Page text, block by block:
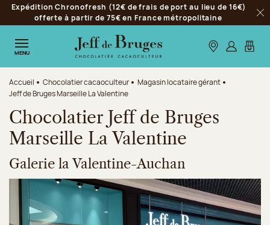
Aller à la navigation
Aller au contenu principal
Aller au pied de page
Expédition Chronofresh (12€ de frais de port au lieu de 16€)
offerte à partir de 75€ en France métropolitaine
MENU Nos boutiques
S’identifier
Mon
Accueil Chocolatier cacaoculteur
Magasin locataire gérant
Jeff de Bruges Marseille La Valentine
Chocolatier Jeff de Bruges
Marseille La Valentine
Galerie la Valentine-Auchan